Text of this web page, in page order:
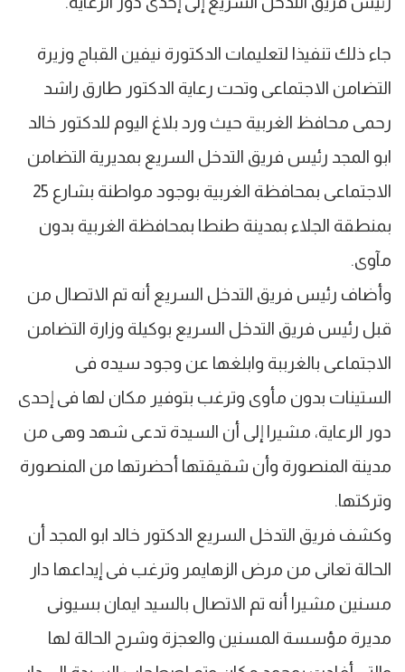
جاء ذلك تنفيذا لتعليمات الدكتورة نيفين القباج وزيرة
التضامن الاجتماعى وتحت رعاية الدكتور طارق راشد
رحمى محافظ الغربية حيث ورد بلاغ اليوم للدكتور خالد
ابو المجد رئيس فريق التدخل السريع بمديرية التضامن
الاجتماعى بمحافظة الغربية بوجود مواطنة بشارع 25
بمنطقة الجلاء بمدينة طنطا بمحافظة الغربية بدون
مآوى.
وأضاف رئيس فريق التدخل السريع أنه تم الاتصال من
قبل رئيس فريق التدخل السريع بوكيلة وزارة التضامن
الاجتماعى بالغرببة وابلغها عن وجود سيده فى
الستينات بدون مأوى وترغب بتوفير مكان لها فى إحدى
دور الرعاية، مشيرا إلى أن السيدة تدعى شهد وهى من
مدينة المنصورة وأن شقيقتها أحضرتها من المنصورة
وتركتها.
وكشف فريق التدخل السريع الدكتور خالد ابو المجد أن
الحالة تعانى من مرض الزهايمر وترغب فى إيداعها دار
مسنين مشيرا أنه تم الاتصال بالسيد ايمان بسيونى
مديرة مؤسسة المسنين والعجزة وشرح الحالة لها